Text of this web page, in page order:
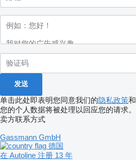
单击此处即表明您同意我们的隐私政策和
您的个人数据将被处理以回应您的请求。
卖方联系方式
Gassmann GmbH
德国
在 Autoline 注册 13 年